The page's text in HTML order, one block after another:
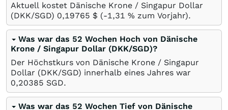
Aktuell kostet Dänische Krone / Singapur Dollar
(DKK/SGD) 0,19765 $ (-1,31 % zum Vorjahr).
Was war das 52 Wochen Hoch von Dänische
Krone / Singapur Dollar (DKK/SGD)?
Der Höchstkurs von Dänische Krone / Singapur
Dollar (DKK/SGD) innerhalb eines Jahres war
0,20385 SGD.
Was war das 52 Wochen Tief von Dänische